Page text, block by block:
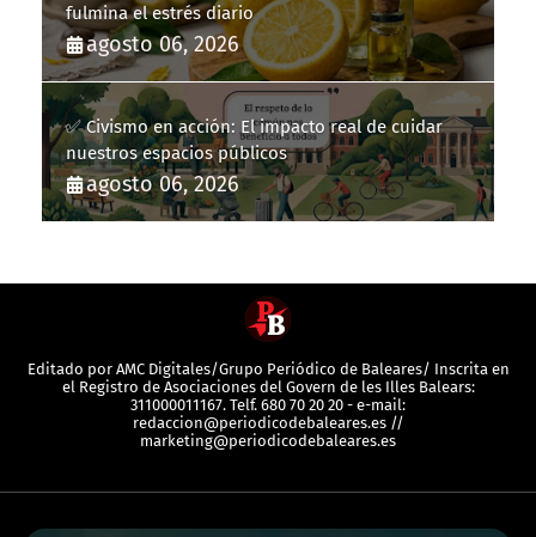
fulmina el estrés diario
agosto 06, 2026
✅ Civismo en acción: El impacto real de cuidar
nuestros espacios públicos
agosto 06, 2026
Editado por AMC Digitales/Grupo Periódico de Baleares/ Inscrita en
el Registro de Asociaciones del Govern de les Illes Balears:
311000011167. Telf. 680 70 20 20 - e-mail:
redaccion@periodicodebaleares.es //
marketing@periodicodebaleares.es